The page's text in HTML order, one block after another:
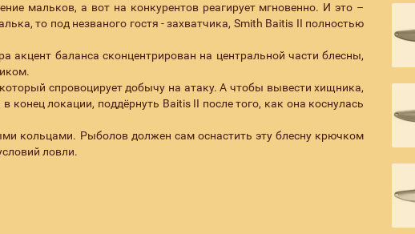
мальков, а вот на конкурентов реагирует мгновенно. И это –
то под незваного гостя - захватчика, Smith Baitis II полностью
акцент баланса сконцентрирован на центральной части блесны,
спровоцирует добычу на атаку. А чтобы вывести хищника,
локации, поддёрнуть Baitis II после того, как она коснулась
кольцами. Рыболов должен сам оснастить эту блесну крючком
ловли.